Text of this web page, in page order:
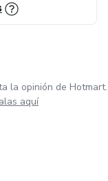
la opinión de Hotmart.
aquí